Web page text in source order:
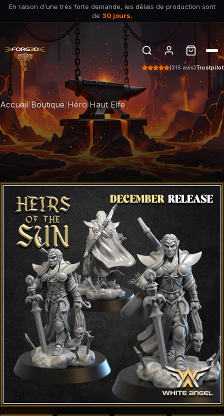
En raison d'une très forte demande, les délais de production sont
de 30 jours.
(315 avis)Trustpilot
Accueil/Boutique/Héro Haut Elfe